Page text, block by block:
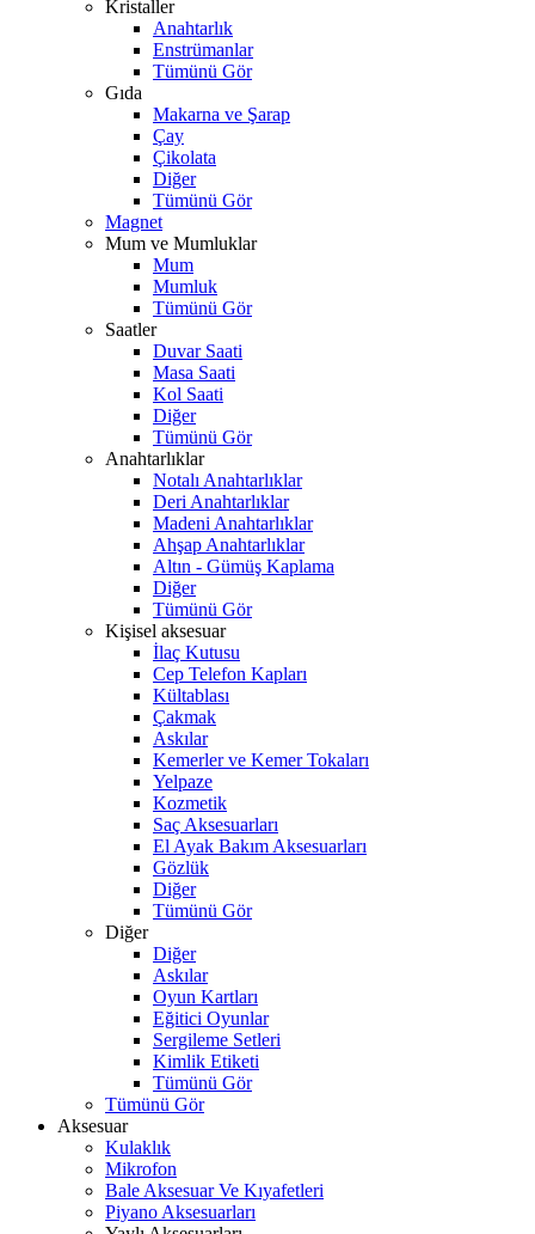
Kristaller
Anahtarlık
Enstrümanlar
Tümünü Gör
Gıda
Makarna ve Şarap
Çay
Çikolata
Diğer
Tümünü Gör
Magnet
Mum ve Mumluklar
Mum
Mumluk
Tümünü Gör
Saatler
Duvar Saati
Masa Saati
Kol Saati
Diğer
Tümünü Gör
Anahtarlıklar
Notalı Anahtarlıklar
Deri Anahtarlıklar
Madeni Anahtarlıklar
Ahşap Anahtarlıklar
Altın - Gümüş Kaplama
Diğer
Tümünü Gör
Kişisel aksesuar
İlaç Kutusu
Cep Telefon Kapları
Kültablası
Çakmak
Askılar
Kemerler ve Kemer Tokaları
Yelpaze
Kozmetik
Saç Aksesuarları
El Ayak Bakım Aksesuarları
Gözlük
Diğer
Tümünü Gör
Diğer
Diğer
Askılar
Oyun Kartları
Eğitici Oyunlar
Sergileme Setleri
Kimlik Etiketi
Tümünü Gör
Tümünü Gör
Aksesuar
Kulaklık
Mikrofon
Bale Aksesuar Ve Kıyafetleri
Piyano Aksesuarları